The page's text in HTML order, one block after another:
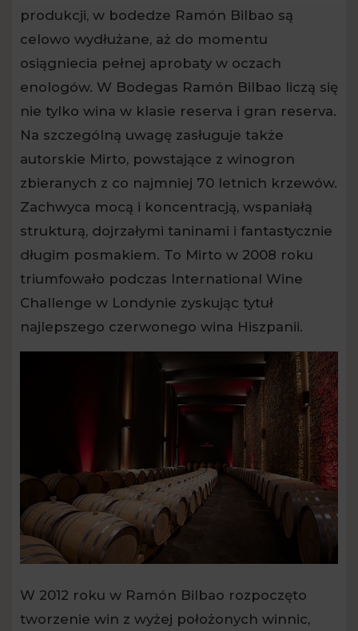
produkcji, w bodedze Ramón Bilbao są
celowo wydłużane, aż do momentu
osiągniecia pełnej aprobaty w oczach
enologów. W Bodegas Ramón Bilbao liczą się
nie tylko wina w klasie reserva i gran reserva.
Na szczególną uwagę zasługuje także
autorskie Mirto, powstające z winogron
zbieranych z co najmniej 70 letnich krzewów.
Zachwyca mocą i koncentracją, wspaniałą
strukturą, dojrzałymi taninami i fantastycznie
długim posmakiem. To Mirto w 2008 roku
triumfowało podczas International Wine
Challenge w Londynie zyskując tytuł
najlepszego czerwonego wina Hiszpanii.
W 2012 roku w Ramón Bilbao rozpoczęto
tworzenie win z wyżej położonych winnic,